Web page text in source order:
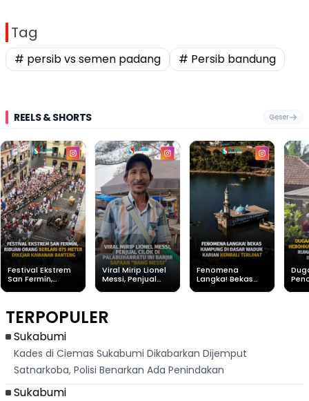
Tag
# persib vs semen padang # Persib bandung
REELS & SHORTS Geser
Festival Ekstrem
San Fermín,
Banteng
Viral Mirip Lionel
Messi, Penjual
"Bang Messi"
Fenomena
Langka! Bekas
TERPOPULER
Sukabumi
Kades di Ciemas Sukabumi Dikabarkan Dijemput
Satnarkoba, Polisi Benarkan Ada Penindakan
Sukabumi